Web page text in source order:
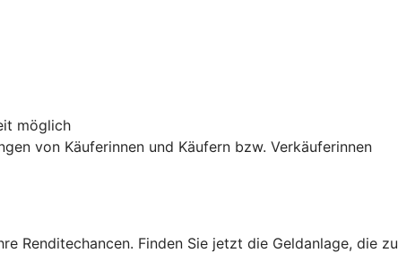
möglich
von Käuferinnen und Käufern bzw. Verkäuferinnen
Renditechancen. Finden Sie jetzt die Geldanlage, die zu